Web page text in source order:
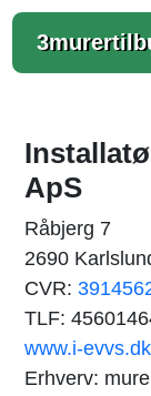
ApS
Råbjerg 7
2690
CVR:
TLF:
www.i-evvs.dk
Erhverv: